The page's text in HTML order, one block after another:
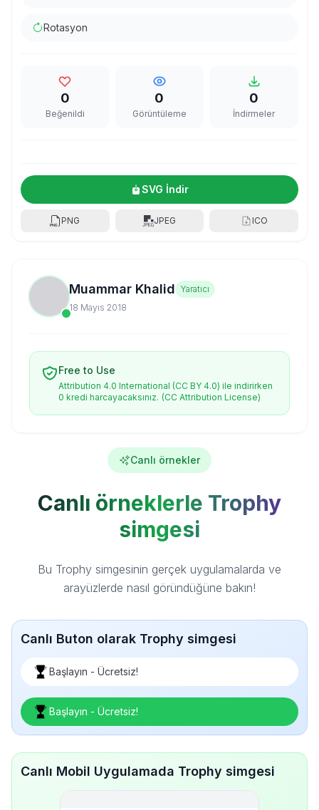
Rotasyon
0
Beğenildi
0
Görüntüleme
0
İndirmeler
SVG İndir
PNG JPEG ICO
Muammar Khalid Yaratıcı
18 Mayıs 2018
Free to Use
Attribution 4.0 International (CC BY 4.0) ile indirirken
0 kredi harcayacaksınız. (CC Attribution License)
Canlı örnekler
Canlı örneklerle Trophy
simgesi
Bu Trophy simgesinin gerçek uygulamalarda ve
arayüzlerde nasıl göründüğüne bakın!
Canlı Buton olarak Trophy simgesi
Başlayın - Ücretsiz!
Başlayın - Ücretsiz!
Canlı Mobil Uygulamada Trophy simgesi